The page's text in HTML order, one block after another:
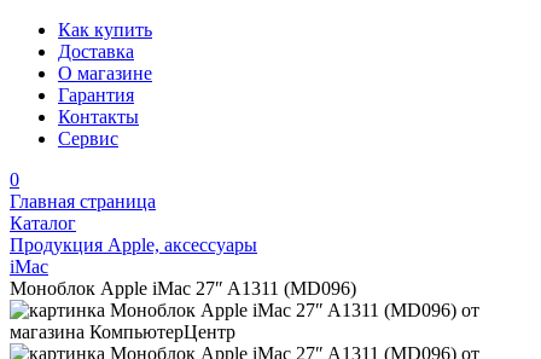
Как купить
Доставка
О магазине
Гарантия
Контакты
Сервис
0
Главная страница
Каталог
Продукция Apple, аксессуары
iMac
Моноблок Apple iMac 27″ A1311 (MD096)